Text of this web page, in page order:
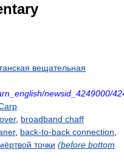
вещательная
newsid_4249000/
, broadband chaff
, back-to-back connection
точки (before bottom